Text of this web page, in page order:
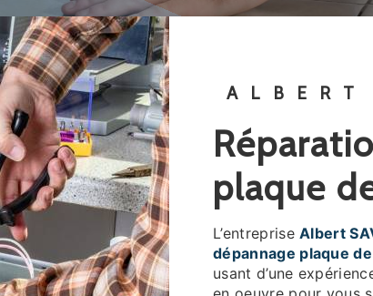
réparation et dépannage
plaque
L’entrepriseAlbert
dépannage plaque
usant d’une